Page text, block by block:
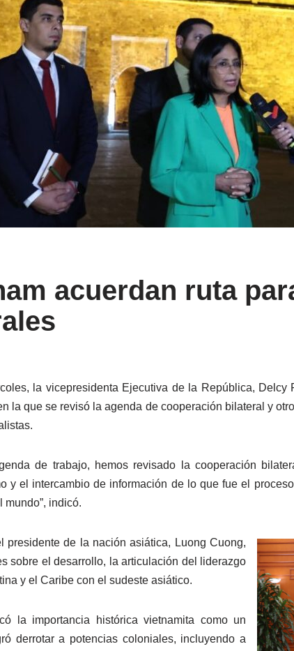
acuerdan ruta
la vicepresidenta Ejecutiva de la República,
la que se revisó la agenda de cooperación bilateral y
de trabajo, hemos revisado la cooperación
y el intercambio de información de lo que fue el
indicó.
de la nación asiática, Luong Cuong,
sobre el desarrollo, la articulación del liderazgo
y el Caribe con el sudeste asiático.
la importancia histórica vietnamita como un
derrotar a potencias coloniales, incluyendo a